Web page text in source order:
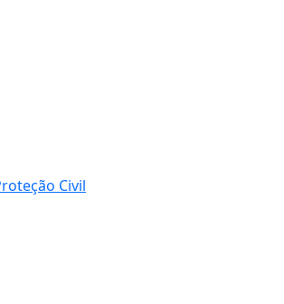
Civil